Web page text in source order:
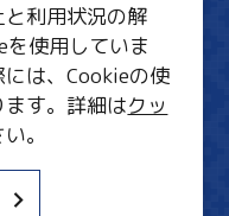
共有
へ
利用状況の解
使用していま
は、Cookieの使
す。詳細はクッ
。